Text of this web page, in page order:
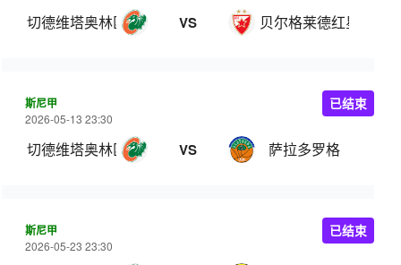
切德维塔奥林匹亚 VS 贝尔格莱德红星
斯尼甲
2026-05-13 23:30
切德维塔奥林匹亚 VS 萨拉多罗格
已结束
斯尼甲
2026-05-23 23:30
已结束